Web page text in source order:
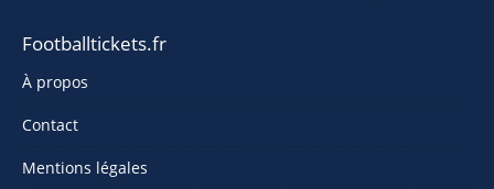
Footballtickets.fr
À propos
Contact
Mentions légales